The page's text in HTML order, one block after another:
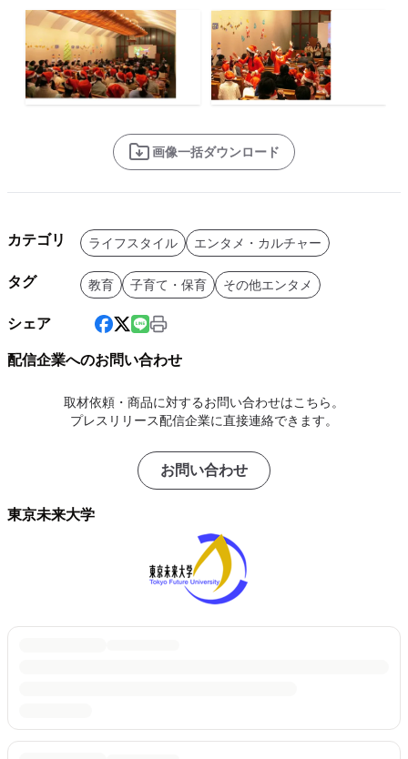
画像一括ダウンロード
カテゴリ ライフスタイル エンタメ・カルチャー
タグ 教育 子育て・保育 その他エンタメ
シェア
配信企業へのお問い合わせ
取材依頼・商品に対するお問い合わせはこちら。
プレスリリース配信企業に直接連絡できます。
お問い合わせ
東京未来大学